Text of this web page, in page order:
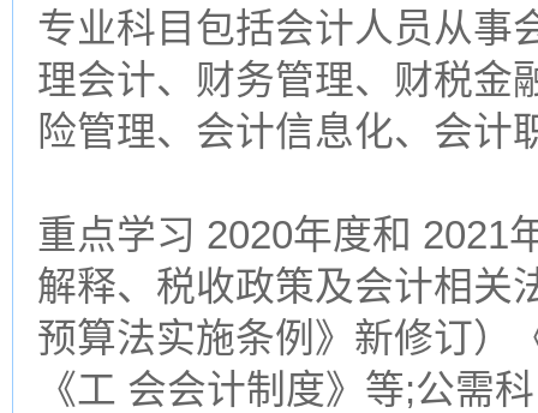
专业科目包括会计人员从事
理会计、财务管理、财税金
险管理、会计信息化、会计
重点学习 2020年度和 2021
解释、税收政策及会计相关
预算法实施条例》新修订）
《工 会会计制度》等;公需